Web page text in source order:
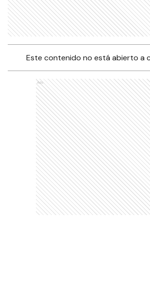
Este contenido no está abierto a
Ads